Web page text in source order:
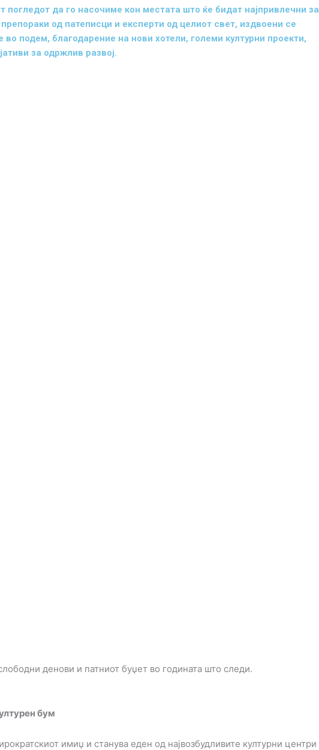
погледот да го насочиме кон местата што ќе бидат најпривлечни за
од патеписци и експерти од целиот свет, издвоени се
подем, благодарение на нови хотели, големи културни проекти,
за одржлив развој.
денови и патниот буџет во годината што следи.
бум
имиџ и станува еден од највозбудливите културни центри